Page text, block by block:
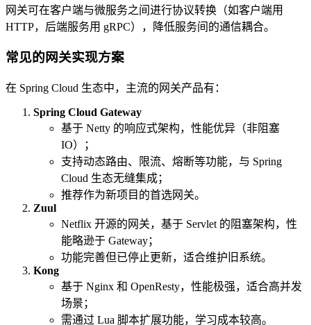
网关可在客户端与微服务之间进行协议转换（如客户端用
HTTP，后端服务用 gRPC），降低服务间的通信耦合。
常见的网关实现方案
在 Spring Cloud 生态中，主流的网关产品有：
Spring Cloud Gateway
基于 Netty 的响应式架构，性能优异（非阻塞
IO）；
支持动态路由、限流、熔断等功能，与 Spring
Cloud 生态无缝集成；
推荐作为新项目的首选网关。
Zuul
Netflix 开源的网关，基于 Servlet 的阻塞架构，性
能略逊于 Gateway；
功能完善但已停止更新，适合维护旧系统。
Kong
基于 Nginx 和 OpenResty，性能极强，适合高并发
场景；
需通过 Lua 脚本扩展功能，学习成本较高。